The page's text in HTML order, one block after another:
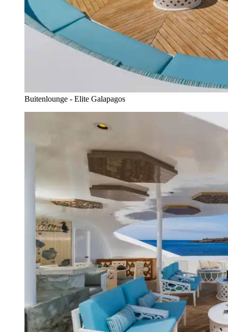
Buitenlounge - Elite Galapagos